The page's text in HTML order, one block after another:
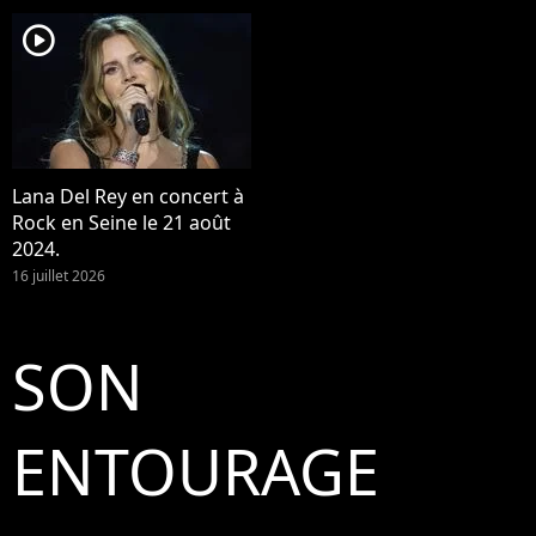
player2
Lana Del Rey en concert à
Rock en Seine le 21 août
2024.
16 juillet 2026
SON
ENTOURAGE